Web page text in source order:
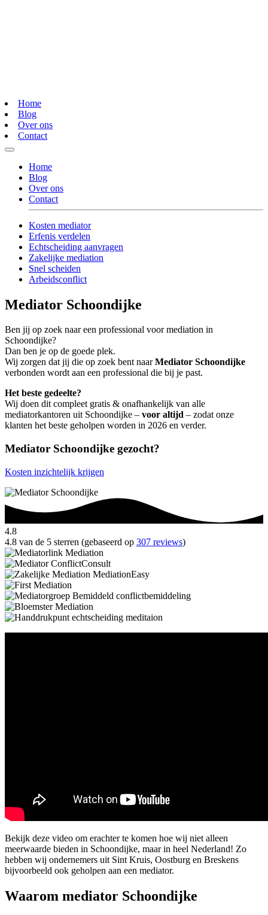
Home
Blog
Over ons
Contact
Home
Blog
Over ons
Contact
Kosten mediator
Erfenis verdelen
Echtscheiding aanvragen
Zakelijke mediation
Snel scheiden
Arbeidsconflict
Mediator Schoondijke
Ben jij op zoek naar een professional voor mediation in
Schoondijke?
Dan ben je op de goede plek.
Wij zorgen dat jij die op zoek bent naarMediator Schoondijke
verbonden wordt aan een professional die bij je past.
Het beste gedeelte?
Wij doen dit compleet gratis & onafhankelijk van alle
mediatorkantoren uit Schoondijke – voor altijd – zodat onze
klanten het beste geholpen worden in 2026 en verder.
Mediator Schoondijke gezocht?
Kosten inzichtelijk krijgen
4.8
4.8 van de 5 sterren (gebaseerd op 307 reviews)
Bekijk deze video om erachter te komen hoe wij niet alleen
meerwaarde bieden in Schoondijke, maar in heel Nederland! Zo
hebben wij ondernemers uit Sint Kruis, Oostburg en Breskens
bijvoorbeeld ook geholpen aan een mediator.
Waarom mediator Schoondijke